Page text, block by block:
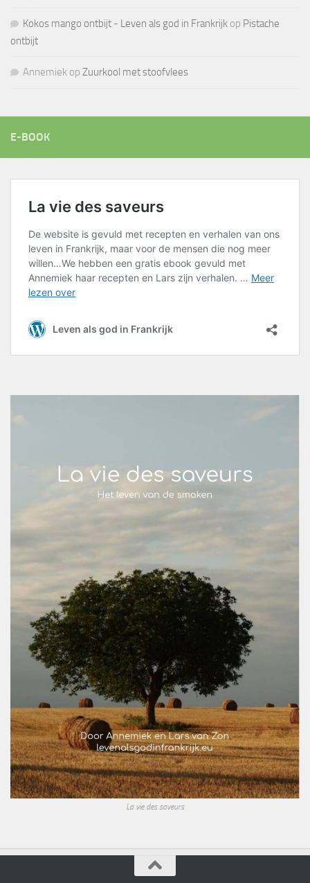
Kokos mango ontbijt - Leven als god in Frankrijk op Pistache
ontbijt
Annemiek op Zuurkool met stoofvlees
E-BOOK
La vie des saveurs